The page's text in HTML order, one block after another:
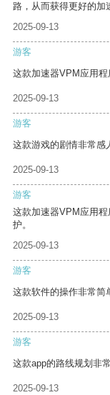
路，从而获得更好的加
2025-09-13
游客
这款加速器VPM应用程
2025-09-13
游客
这款游戏的剧情非常感
2025-09-13
游客
这款加速器VPM应用
护。
2025-09-13
游客
这款软件的操作非常简
2025-09-13
游客
这款app的路线规划非
2025-09-13